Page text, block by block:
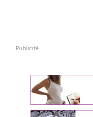
Publicité